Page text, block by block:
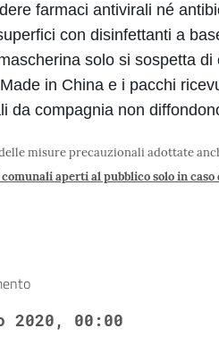
farmaci antivirali né
con disinfettanti a
solo si sospetta
in China e i pacchi
da compagnia non
misure precauzionali adottate
aperti al pubblico solo in
2020, 00:00